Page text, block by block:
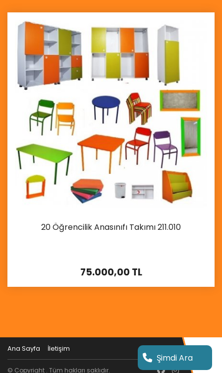
20 Öğrencilik Anasınıfı Takımı 211.010
75.000,00 TL
İncele
Ana Sayfa İletişim
© Copyright . Tüm hakları saklıdır.
Şimdi Ara